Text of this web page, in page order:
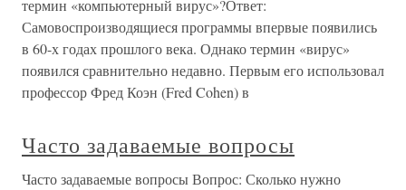
термин «компьютерный вирус»?Ответ:
Самовоспроизводящиеся программы впервые появились
в 60-х годах прошлого века. Однако термин «вирус»
появился сравнительно недавно. Первым его использовал
профессор Фред Коэн (Fred Cohen) в
Часто задаваемые вопросы
Часто задаваемые вопросы Вопрос: Сколько нужно